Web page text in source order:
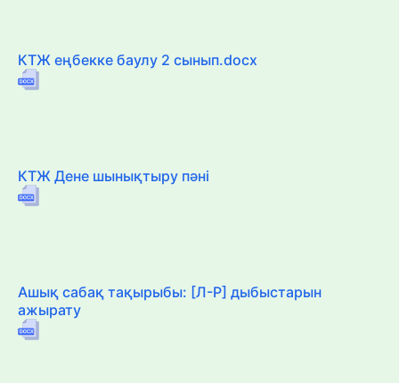
КТЖ еңбекке баулу 2 сынып.docx
КТЖ Дене шынықтыру пәні
Ашық сабақ тақырыбы: [Л-Р] дыбыстарын
ажырату